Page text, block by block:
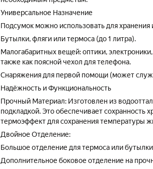
Универсальное Назначение
Подсумок можно использовать для хранения
Бутылки, фляги или термоса (до 1 литра).
Малогабаритных вещей: оптики,
также как поясной чехол для телефона.
Снаряжения для первой помощи (может
Надёжность и Функциональность
Прочный Материал: Изготовлен из
подкладкой. Это обеспечивает сохранность
термоэффект для сохранения температуры
Двойное Отделение:
Большое отделение для термоса или
Дополнительное боковое отделение на